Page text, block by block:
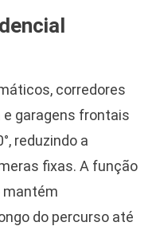
corredores
e garagens frontais
reduzindo a
fixas. A função
do percurso até